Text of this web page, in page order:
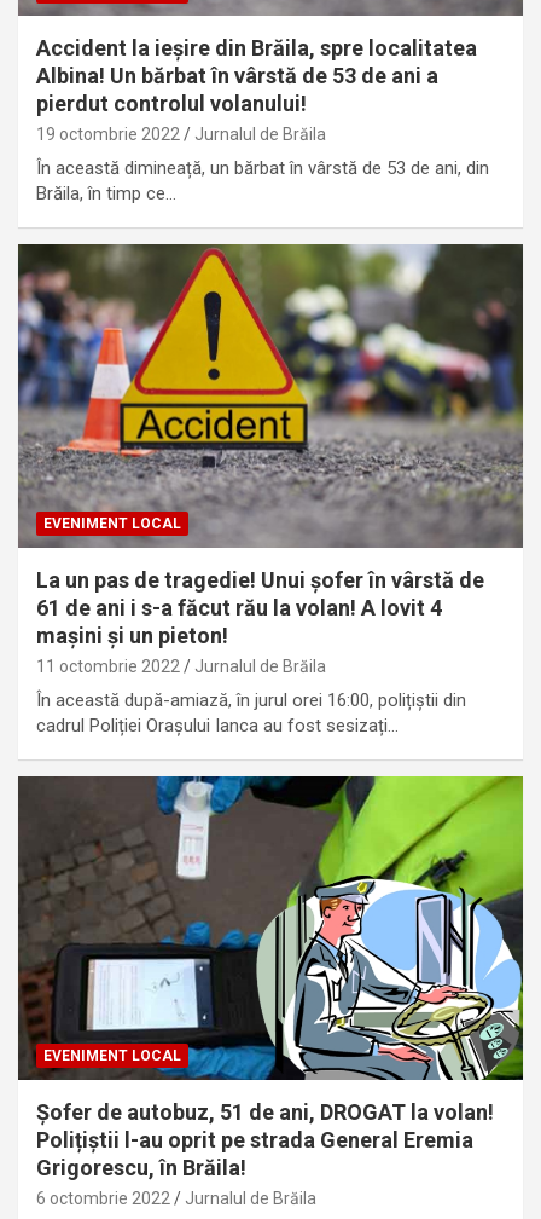
Accident la ieșire din Brăila, spre localitatea
Albina! Un bărbat în vârstă de 53 de ani a
pierdut controlul volanului!
19 octombrie 2022 Jurnalul de Brăila
În această dimineață, un bărbat în vârstă de 53 de ani, din
Brăila, în timp ce…
EVENIMENT LOCAL
La un pas de tragedie! Unui șofer în vârstă de
61 de ani i s-a făcut rău la volan! A lovit 4
mașini și un pieton!
11 octombrie 2022 Jurnalul de Brăila
În această după-amiază, în jurul orei 16:00, polițiștii din
cadrul Poliției Orașului Ianca au fost sesizați…
EVENIMENT LOCAL
Șofer de autobuz, 51 de ani, DROGAT la volan!
Polițiștii l-au oprit pe strada General Eremia
Grigorescu, în Brăila!
6 octombrie 2022 Jurnalul de Brăila